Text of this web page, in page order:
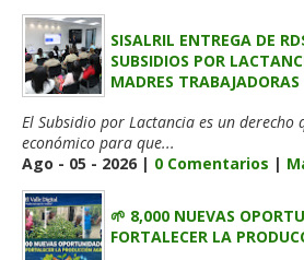
SISALRIL ENTREGA DE
SUBSIDIOS POR
MADRES TRABAJADORAS
El Subsidio por Lactancia es un
económico para que...
Ago - 05 - 2026 | 0 Comentarios |
🌱 8,000 NUEVAS
FORTALECER LA